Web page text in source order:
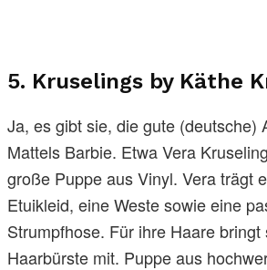
5. Kruselings by Käthe
Ja, es gibt sie, die gute (deutsche)
Mattels Barbie. Etwa Vera
große Puppe aus Vinyl. Vera trägt
Etuikleid, eine Weste sowie eine
Strumpfhose. Für ihre Haare
Haarbürste mit. Puppe aus